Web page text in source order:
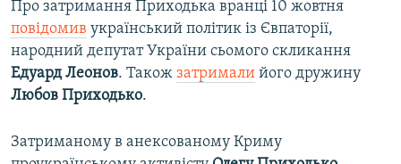
Про затримання Приходька вранці 10 жовтня
повідомив український політик із Євпаторії,
народний депутат України сьомого скликання
Едуард Леонов. Також затримали його дружину
Любов Приходько.
Затриманому в анексованому Криму